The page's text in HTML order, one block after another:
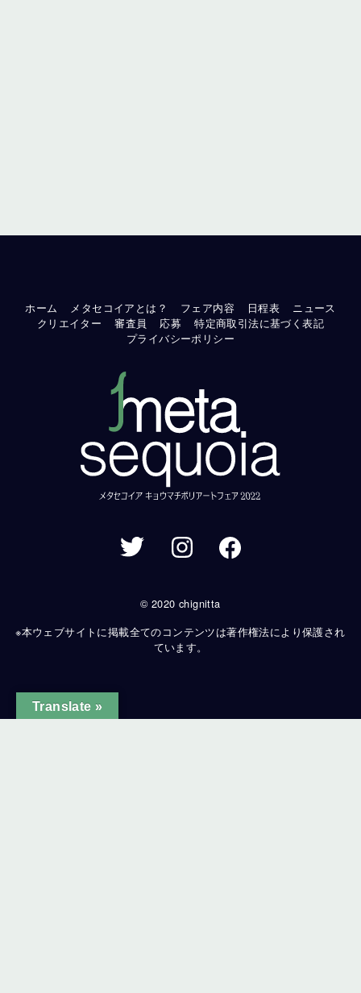
ホーム メタセコイアとは？ フェア内容 日程表
ニュース
クリエイター
審査員 応募
特定商取引法に基づく表記
プライバシーポリシー
© 2020 chignitta
※本ウェブサイトに掲載全てのコンテンツは著作権法により保護され
ています。
Translate »